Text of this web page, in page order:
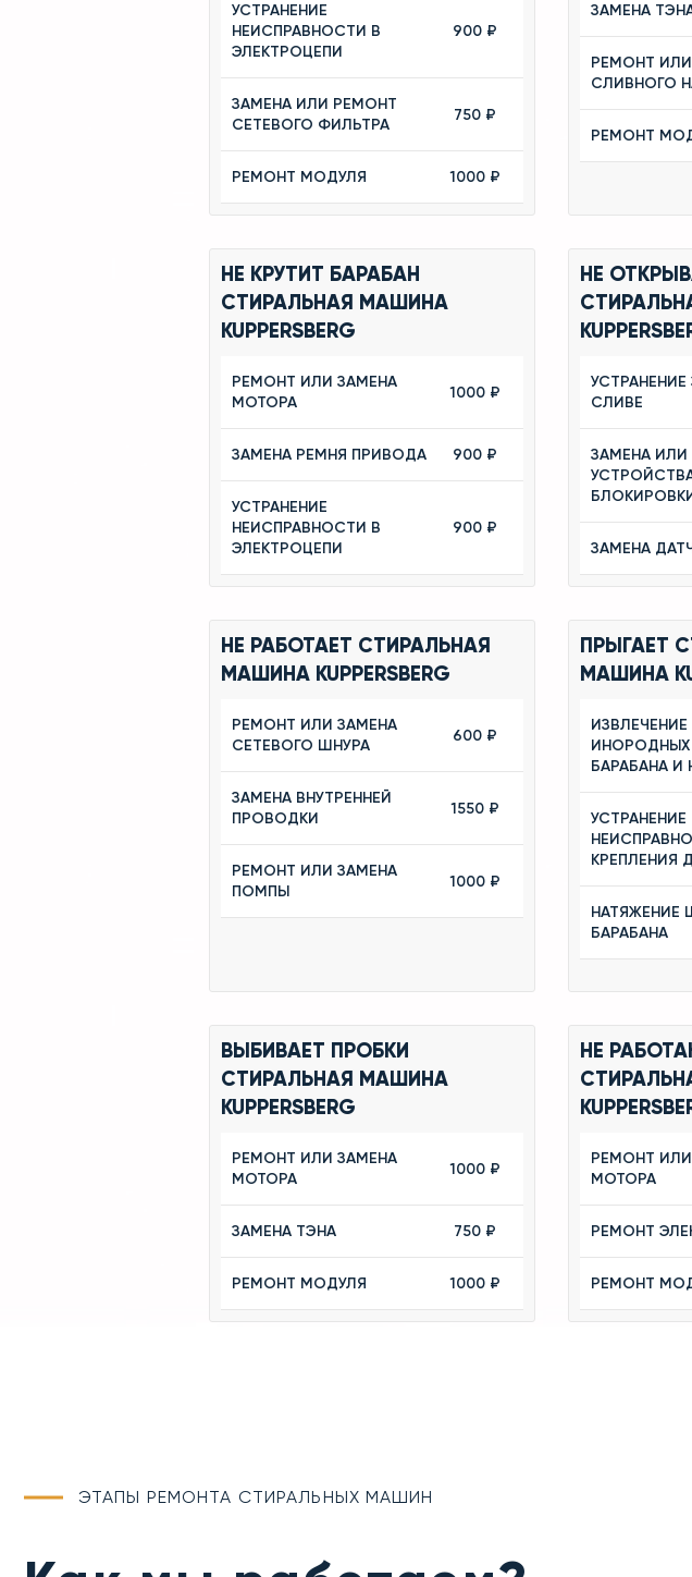
УСТРАНЕНИЕ
НЕИСПРАВНОСТИ В
ЭЛЕКТРОЦЕПИ
900 ₽
ЗАМЕНА ИЛИ РЕМОНТ
СЕТЕВОГО ФИЛЬТРА
750 ₽
РЕМОНТ МОДУЛЯ 1000 ₽
ЗАМЕНА
РЕМОНТ
СЛИВНОГО
РЕМОНТ
НЕ КРУТИТ БАРАБАН
СТИРАЛЬНАЯ МАШИНА
KUPPERSBERG
РЕМОНТ ИЛИ ЗАМЕНА
МОТОРА
1000 ₽
ЗАМЕНА РЕМНЯ ПРИВОДА 900 ₽
УСТРАНЕНИЕ
НЕИСПРАВНОСТИ В
ЭЛЕКТРОЦЕПИ
900 ₽
НЕ
СЛИВЕ
ЗАМЕНА
ЗАМЕНА
НЕ РАБОТАЕТ СТИРАЛЬНАЯ
МАШИНА KUPPERSBERG
РЕМОНТ ИЛИ ЗАМЕНА
СЕТЕВОГО ШНУРА
600 ₽
ЗАМЕНА ВНУТРЕННЕЙ
ПРОВОДКИ
1550 ₽
РЕМОНТ ИЛИ ЗАМЕНА
ПОМПЫ
1000 ₽
ПРЫГАЕТ
МАШИНА
ИЗВЛЕЧЕНИЕ
ИНОРОДНЫХ
БАРАБАНА
УСТРАНЕНИЕ
КРЕПЛЕНИЯ
НАТЯЖЕНИЕ
БАРАБАНА
ВЫБИВАЕТ ПРОБКИ
СТИРАЛЬНАЯ МАШИНА
KUPPERSBERG
РЕМОНТ ИЛИ ЗАМЕНА
МОТОРА
1000 ₽
ЗАМЕНА ТЭНА 750 ₽
РЕМОНТ МОДУЛЯ 1000 ₽
НЕ
РЕМОНТ
МОТОРА
РЕМОНТ
РЕМОНТ
ЭТАПЫ РЕМОНТА СТИРАЛЬНЫХ МАШИН